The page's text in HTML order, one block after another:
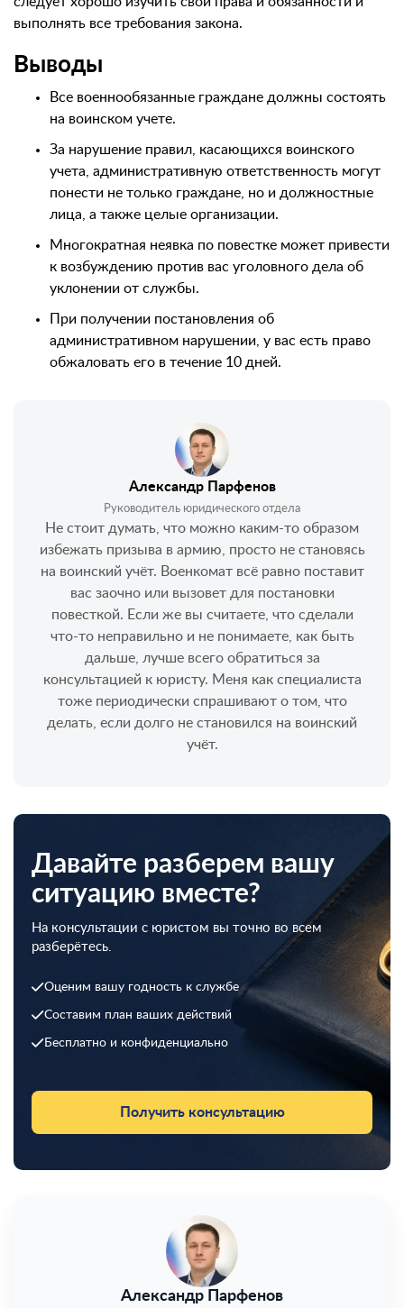
выполнять все требования закона.
Выводы
Все военнообязанные граждане должны состоять
на воинском учете.
За нарушение правил, касающихся воинского
учета, административную ответственность могут
понести не только граждане, но и должностные
лица, а также целые организации.
Многократная неявка по повестке может привести
к возбуждению против вас уголовного дела об
уклонении от службы.
При получении постановления об
административном нарушении, у вас есть право
обжаловать его в течение 10 дней.
Александр Парфенов
Руководитель юридического отдела
Не стоит думать, что можно каким-то образом
избежать призыва в армию, просто не становясь
на воинский учёт. Военкомат всё равно поставит
вас заочно или вызовет для постановки
повесткой. Если же вы считаете, что сделали
что-то неправильно и не понимаете, как быть
дальше, лучше всего обратиться за
консультацией к юристу. Меня как специалиста
тоже периодически спрашивают о том, что
делать, если долго не становился на воинский
учёт.
Давайте разберем вашу
ситуацию вместе?
На консультации с юристом вы точно во всем
разберётесь.
Оценим вашу годность к службе
Составим план ваших действий
Бесплатно и конфиденциально
Получить консультацию
Александр Парфенов